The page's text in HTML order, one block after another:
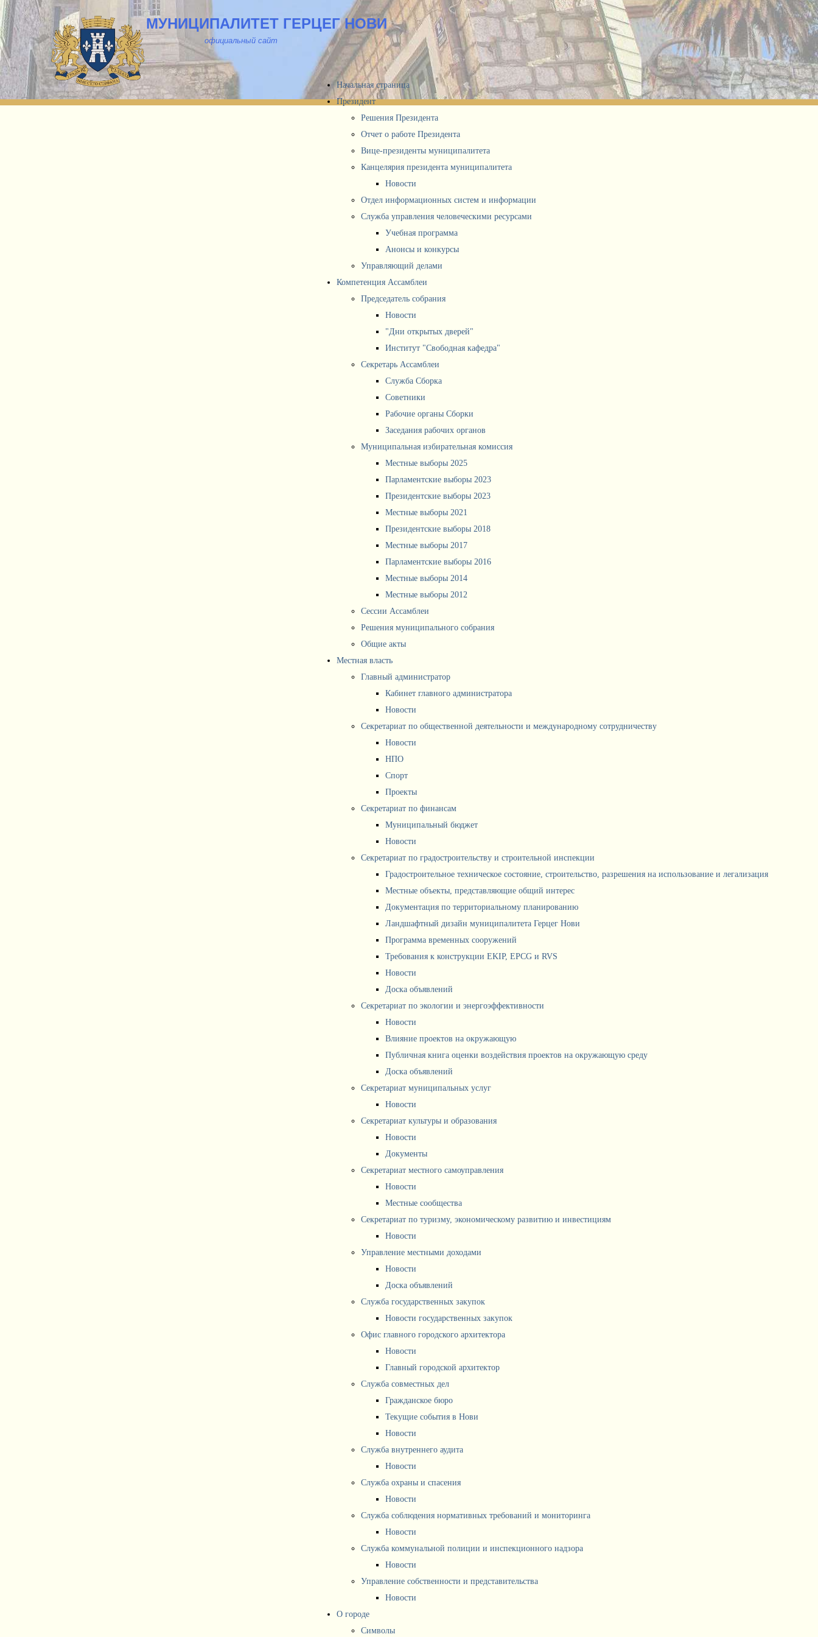
МУНИЦИПАЛИТЕТ ГЕРЦЕГ НОВИ
официальный сайт
Начальная страница
Президент
Решения Президента
Отчет о работе Президента
Вице-президенты муниципалитета
Канцелярия президента муниципалитета
Новости
Отдел информационных систем и информации
Служба управления человеческими ресурсами
Учебная программа
Анонсы и конкурсы
Управляющий делами
Компетенция Ассамблеи
Председатель собрания
Новости
"Дни открытых дверей"
Институт "Свободная кафедра"
Секретарь Ассамблеи
Служба Сборка
Советники
Рабочие органы Сборки
Заседания рабочих органов
Муниципальная избирательная комиссия
Местные выборы 2025
Парламентские выборы 2023
Президентские выборы 2023
Местные выборы 2021
Президентские выборы 2018
Местные выборы 2017
Парламентские выборы 2016
Местные выборы 2014
Местные выборы 2012
Сессии Ассамблеи
Решения муниципального собрания
Общие акты
Местная власть
Главный администратор
Кабинет главного администратора
Новости
Секретариат по общественной деятельности и международному сотрудничеству
Новости
НПО
Спорт
Проекты
Секретариат по финансам
Муниципальный бюджет
Новости
Секретариат по градостроительству и строительной инспекции
Градостроительное техническое состояние, строительство, разрешения на использование и легализация
Местные объекты, представляющие общий интерес
Документация по территориальному планированию
Ландшафтный дизайн муниципалитета Герцег Нови
Программа временных сооружений
Требования к конструкции EKIP, EPCG и RVS
Новости
Доска объявлений
Секретариат по экологии и энергоэффективности
Новости
Влияние проектов на окружающую
Публичная книга оценки воздействия проектов на окружающую среду
Доска объявлений
Секретариат муниципальных услуг
Новости
Секретариат культуры и образования
Новости
Документы
Секретариат местного самоуправления
Новости
Местные сообщества
Секретариат по туризму, экономическому развитию и инвестициям
Новости
Управление местными доходами
Новости
Доска объявлений
Служба государственных закупок
Новости государственных закупок
Офис главного городского архитектора
Новости
Главный городской архитектор
Служба совместных дел
Гражданское бюро
Текущие события в Нови
Новости
Служба внутреннего аудита
Новости
Служба охраны и спасения
Новости
Служба соблюдения нормативных требований и мониторинга
Новости
Служба коммунальной полиции и инспекционного надзора
Новости
Управление собственности и представительства
Новости
О городе
Символы